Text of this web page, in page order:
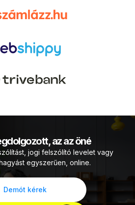
az az öné
jogi felszólító levelet vagy
egyszerűen, online.
Demót kérek